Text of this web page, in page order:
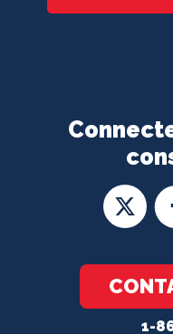
1-